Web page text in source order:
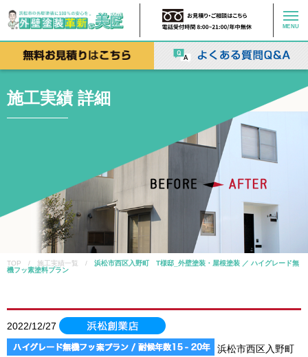
MENU
施工実績 詳細
TOP / 施工実績一覧 / 浜松市西区入野町 T様邸_外壁塗装・屋根塗装 ／ ハイグレード無
機フッ素塗料プラン
2022/12/27
浜松市西区入野町